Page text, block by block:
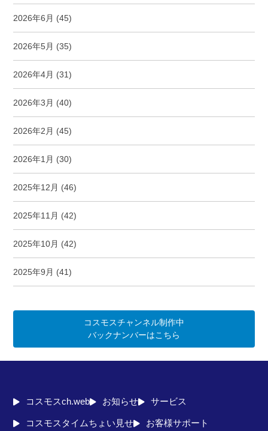
2026年6月 (45)
2026年5月 (35)
2026年4月 (31)
2026年3月 (40)
2026年2月 (45)
2026年1月 (30)
2025年12月 (46)
2025年11月 (42)
2025年10月 (42)
2025年9月 (41)
コスモスチャンネル制作中
バックナンバーはこちら
コスモスch.web お知らせ サービス
コスモスタイムちょい見せ お客様サポート